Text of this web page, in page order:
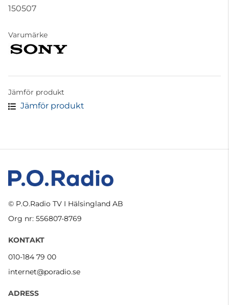
150507
Varumärke
Jämför produkt
Jämför produkt
© P.O.Radio TV I Hälsingland AB
Org nr: 556807-8769
KONTAKT
010-184 79 00
internet@poradio.se
ADRESS